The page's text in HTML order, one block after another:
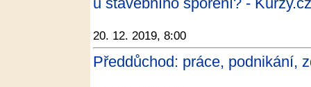
20. 12. 2019, 8:00
Předdůchod: práce, podnikání,